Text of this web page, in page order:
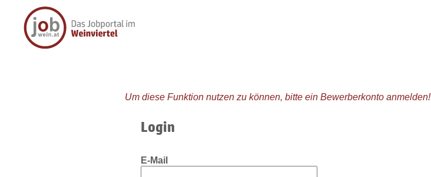
Um diese Funktion nutzen zu können, bitte ein Bewerberkonto anmelden!
Login
E-Mail